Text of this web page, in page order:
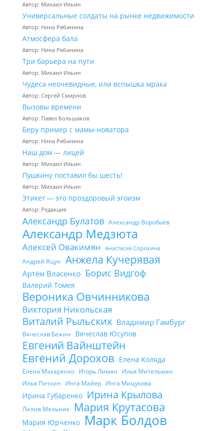
Автор: Михаил Ильин
Универсальные солдаты на рынке недвижимости
Автор: Нина Рябинина
Атмосфера бала
Автор: Нина Рябинина
Три барьера на пути
Автор: Михаил Ильин
Чудеса неочевидные, или вспышка мрака
Автор: Сергей Смирнов
Вызовы времени
Автор: Павел Большаков
Беру пример с мамы-новатора
Автор: Нина Рябинина
Наш дом — лицей
Автор: Михаил Ильин
Пушкину поставил бы шесть!
Автор: Михаил Ильин
Этикет — это проздоровый эгоизм
Автор: Редакция
Александр Булатов Александр Воробьёв
Александр Медзюта
Алексей Овакимян Анастасия Сорокина
Андрей Яцун Анжела Кучерявая
Артём Власенко Борис Видгоф
Валерий Томея
Вероника Овчинникова
Виктория Никольская
Виталий Рыльских Владимир Гамбург
Вячеслав Бежин Вячеслав Юсупов
Евгений Вайнштейн
Евгений Дорохов Елена Коляда
Елена Макаренко Игорь Лиман
Илья Мительман
Илья Питкин
Инга Майер Инга Мицукова
Ирина Губаренко Ирина Крылова
Лилия Мельник Мария Крутасова
Мария Юрченко Марк Болдов